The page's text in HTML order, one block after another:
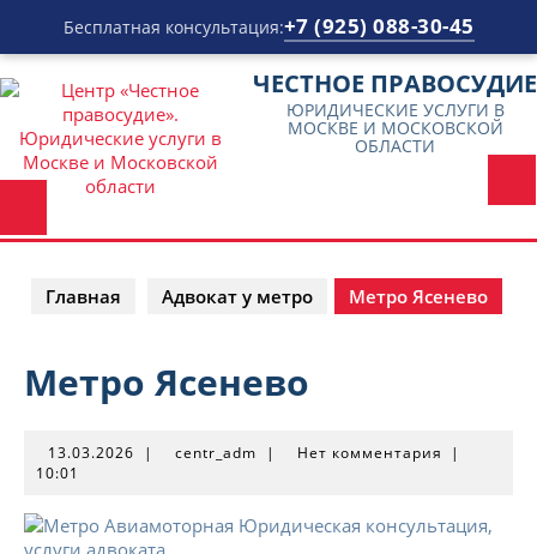
Бесплатная консультация:+7 (925) 088-30-45
Перейти
к
содержимому
ЧЕСТНОЕ ПРАВОСУДИЕ
ЮРИДИЧЕСКИЕ УСЛУГИ В
МОСКВЕ И МОСКОВСКОЙ
ОБЛАСТИ
Главная Адвокат у метро Метро Ясенево
Метро Ясенево
13.03.2026 13.03.2026
| centr_admcentr_adm
| Нет комментария
|
10:01